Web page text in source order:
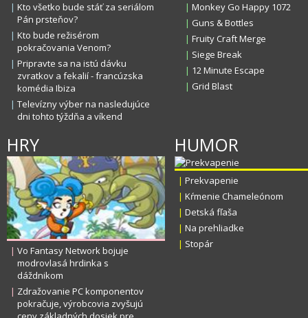
| Kto všetko bude stáť za seriálom
Pán prsteňov?
| Kto bude režisérom
pokračovania Venom?
| Pripravte sa na istú dávku
zvratkov a fekalií - francúzska
komédia Ibiza
| Televízny výber na nasledujúce
dni tohto týždňa a víkend
| Monkey Go Happy 1072
| Guns & Bottles
| Fruity Craft Merge
| Siege Break
| 12 Minute Escape
| Grid Blast
HRY
| Vo Fantasy Network bojuje
modrovlasá hrdinka s
dáždnikom
| Zdražovanie PC komponentov
pokračuje, výrobcovia zvyšujú
HUMOR
| Prekvapenie
| Kŕmenie Chameleónom
| Detská fľaša
| Na prehliadke
| Stopár